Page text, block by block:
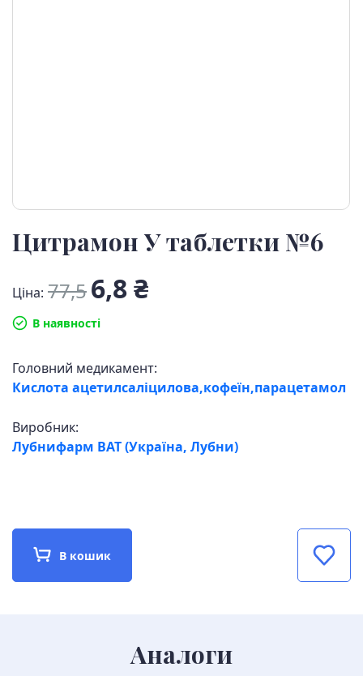
Цитрамон У таблетки №6
Ціна: 77,56,8 ₴
В наявності
Головний медикамент:
Кислота ацетилсаліцилова,кофеїн,парацетамол
Виробник:
Лубнифарм ВАТ (Україна, Лубни)
В кошик
Аналоги